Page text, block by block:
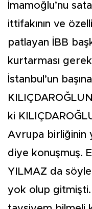
İmamoğlu’nu
ittifakının ve
patlayan İBB
kurtarması
İstanbul’un
ki
Avrupa birliğinin
diye konuşmuş.
YILMAZ da
yok olup gitmişti.